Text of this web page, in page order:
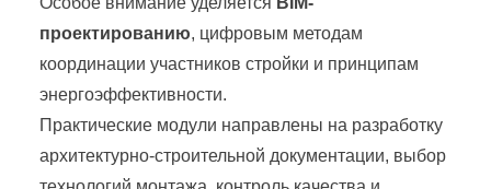
проектированию, цифровым методам
координации участников стройки и принципам
энергоэффективности.
Практические модули направлены на разработку
архитектурно-строительной документации, выбор